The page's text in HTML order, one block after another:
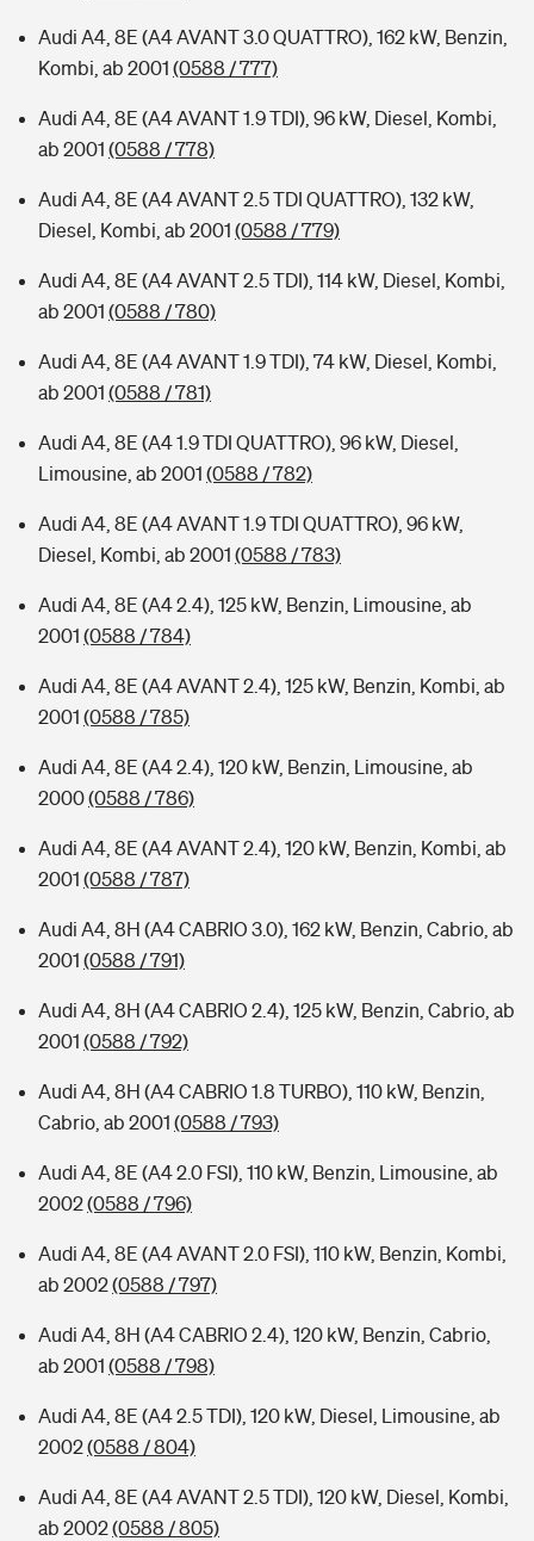
Audi A4, 8E (A4 AVANT 3.0 QUATTRO), 162 kW, Benzin,
Kombi, ab 2001 (0588 / 777)
Audi A4, 8E (A4 AVANT 1.9 TDI), 96 kW, Diesel, Kombi,
ab 2001 (0588 / 778)
Audi A4, 8E (A4 AVANT 2.5 TDI QUATTRO), 132 kW,
Diesel, Kombi, ab 2001 (0588 / 779)
Audi A4, 8E (A4 AVANT 2.5 TDI), 114 kW, Diesel, Kombi,
ab 2001 (0588 / 780)
Audi A4, 8E (A4 AVANT 1.9 TDI), 74 kW, Diesel, Kombi,
ab 2001 (0588 / 781)
Audi A4, 8E (A4 1.9 TDI QUATTRO), 96 kW, Diesel,
Limousine, ab 2001 (0588 / 782)
Audi A4, 8E (A4 AVANT 1.9 TDI QUATTRO), 96 kW,
Diesel, Kombi, ab 2001 (0588 / 783)
Audi A4, 8E (A4 2.4), 125 kW, Benzin, Limousine, ab
2001 (0588 / 784)
Audi A4, 8E (A4 AVANT 2.4), 125 kW, Benzin, Kombi, ab
2001 (0588 / 785)
Audi A4, 8E (A4 2.4), 120 kW, Benzin, Limousine, ab
2000(0588 / 786)
Audi A4, 8E (A4 AVANT 2.4), 120 kW, Benzin, Kombi, ab
2001 (0588 / 787)
Audi A4, 8H (A4 CABRIO 3.0), 162 kW, Benzin, Cabrio, ab
2001 (0588 / 791)
Audi A4, 8H (A4 CABRIO 2.4), 125 kW, Benzin, Cabrio, ab
2001 (0588 / 792)
Audi A4, 8H (A4 CABRIO 1.8 TURBO), 110 kW, Benzin,
Cabrio, ab 2001 (0588 / 793)
Audi A4, 8E (A4 2.0 FSI), 110 kW, Benzin, Limousine, ab
2002(0588 / 796)
Audi A4, 8E (A4 AVANT 2.0 FSI), 110 kW, Benzin, Kombi,
ab 2002(0588 / 797)
Audi A4, 8H (A4 CABRIO 2.4), 120 kW, Benzin, Cabrio,
ab 2001 (0588 / 798)
Audi A4, 8E (A4 2.5 TDI), 120 kW, Diesel, Limousine, ab
2002(0588 / 804)
Audi A4, 8E (A4 AVANT 2.5 TDI), 120 kW, Diesel, Kombi,
ab 2002(0588 / 805)